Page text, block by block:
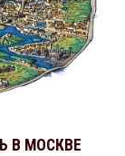
В МОСКВЕ